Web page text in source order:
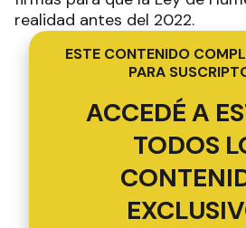
realidad antes del 2022.
ESTE CONTENIDO
PARA
ACCEDÉ A
TODOS